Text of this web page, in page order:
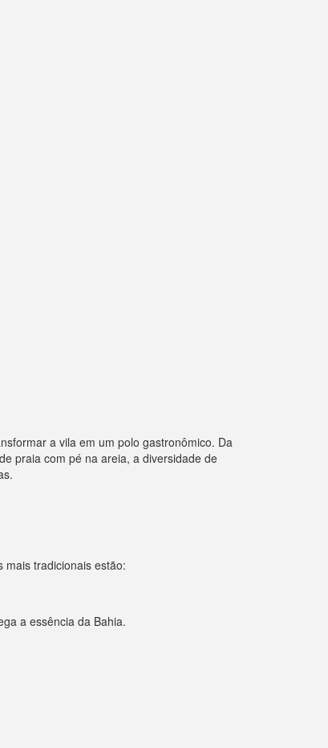
a vila em um polo gastronômico. Da
praia com pé na areia, a diversidade de
mais tradicionais estão:
a essência da Bahia.